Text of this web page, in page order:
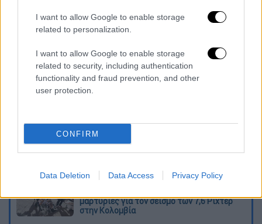
I want to allow Google to enable storage
related to personalization.
I want to allow Google to enable storage
related to security, including authentication
functionality and fraud prevention, and other
user protection.
CONFIRM
Data Deletion Data Access Privacy Policy
Το αντίπαλο δέος του Τύριον
Λάνιστερ ζει στο Κασμίρ -
"Κινδυνεύει" η φήμη του Πίτερ
Ντίνκλατζ#OpenNews
Ρεπορτάζ:@haramidis
pic.twitter.com/pIOpVoiYn4
«Ήταν πολύ σκληρό, αρχίσαμε να
μαρτυρίες για τον σεισμό των 7,6 Ρίχτερ
στην Κολομβία